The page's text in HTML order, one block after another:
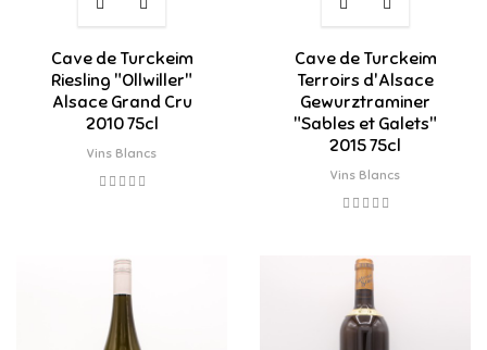
Cave de Turckeim
Riesling "Ollwiller"
Alsace Grand Cru
2010 75cl
Vins Blancs
Cave de Turckeim
Terroirs d'Alsace
Gewurztraminer
"Sables et Galets"
2015 75cl
Vins Blancs